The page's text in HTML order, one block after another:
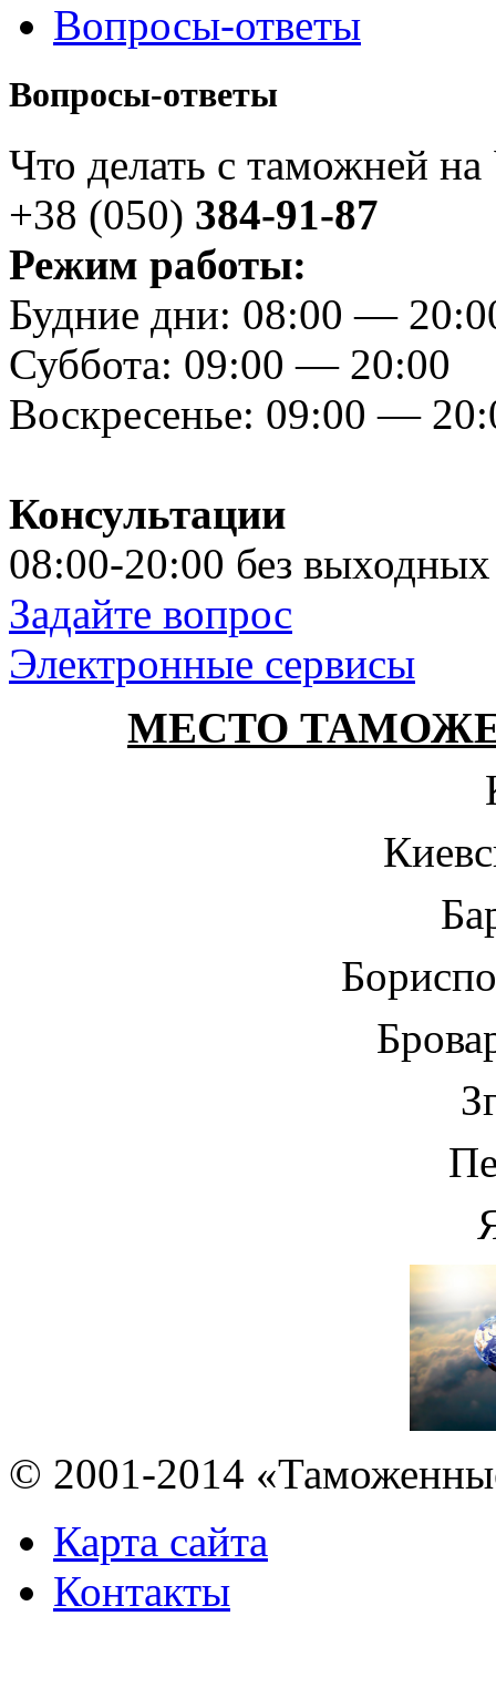
Вопросы-ответы
Вопросы-ответы
Что делать с таможней
+38 (050) 384-91-87
Режим работы:
Будние дни: 08:00 —
Суббота: 09:00 — 20:00
Воскресенье: 09:00 —
Консультации
08:00-20:00 без выходных
Задайте вопрос
Электронные сервисы
МЕСТО
© 2001-2014
Карта сайта
Контакты